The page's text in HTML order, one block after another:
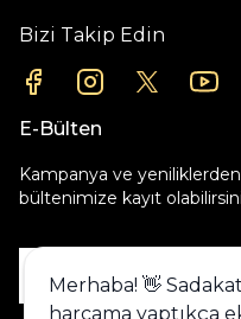
Bizi Takip Edin
E-Bülten
Kampanya ve
bültenimize kayıt
Merhaba! 👋
harcama yaptıkça